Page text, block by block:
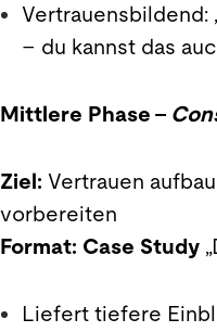
Vertrauensbildend:
– du kannst das
Mittlere Phase –
Ziel: Vertrauen
vorbereiten
Format: Case Study
Liefert tiefere